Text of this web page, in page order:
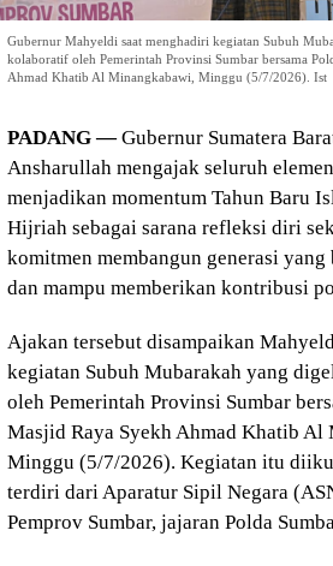
Gubernur Mahyeldi saat menghadiri kegiatan Subuh
kolaboratif oleh Pemerintah Provinsi Sumbar bersama
Ahmad Khatib Al Minangkabawi, Minggu (5/7/2026). Ist
PADANG —Gubernur Sumatera
Ansharullah mengajak seluruh
menjadikan momentum Tahun Baru
Hijriah sebagai sarana refleksi diri
komitmen membangun generasi
dan mampu memberikan kontribusi
Ajakan tersebut disampaikan
kegiatan Subuh Mubarakah yang
oleh Pemerintah Provinsi Sumbar
Masjid Raya Syekh Ahmad Khatib Al
Minggu (5/7/2026). Kegiatan itu
terdiri dari Aparatur Sipil Negara
Pemprov Sumbar, jajaran Polda